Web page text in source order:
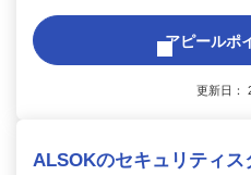
アピールポ
更新日：
ALSOKのセキュリティス